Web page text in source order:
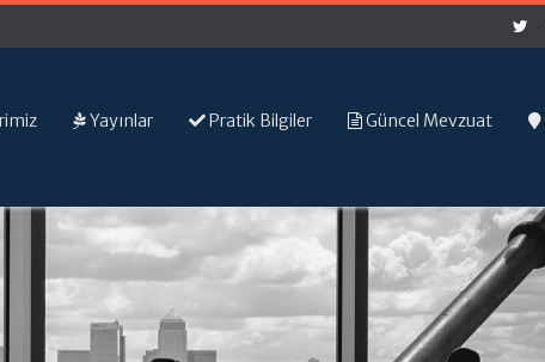
Yayınlar Pratik Bilgiler Güncel Mevzuat